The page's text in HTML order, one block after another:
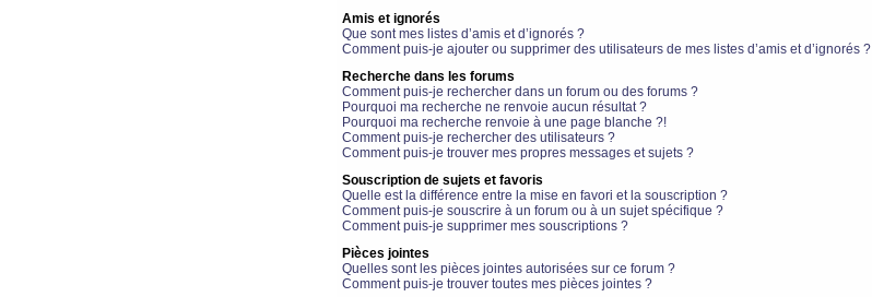
Amis et ignorés
Que sont mes listes d’amis et d’ignorés ?
Comment puis-je ajouter ou supprimer des utilisateurs de mes listes d’amis et d’ignorés ?
Recherche dans les forums
Comment puis-je rechercher dans un forum ou des forums ?
Pourquoi ma recherche ne renvoie aucun résultat ?
Pourquoi ma recherche renvoie à une page blanche ?!
Comment puis-je rechercher des utilisateurs ?
Comment puis-je trouver mes propres messages et sujets ?
Souscription de sujets et favoris
Quelle est la différence entre la mise en favori et la souscription ?
Comment puis-je souscrire à un forum ou à un sujet spécifique ?
Comment puis-je supprimer mes souscriptions ?
Pièces jointes
Quelles sont les pièces jointes autorisées sur ce forum ?
Comment puis-je trouver toutes mes pièces jointes ?